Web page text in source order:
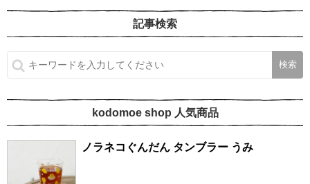
記事検索
kodomoe shop 人気商品
ノラネコぐんだん タンブラー うみ